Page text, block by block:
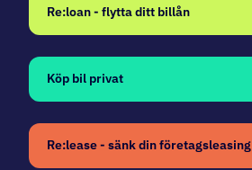
Re:loan - flytta ditt billån
Köp bil privat
Re:lease - sänk din företagsleasing